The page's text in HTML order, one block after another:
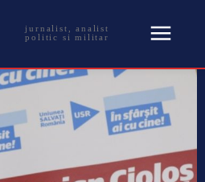
jurnalist, analist
politic si militar